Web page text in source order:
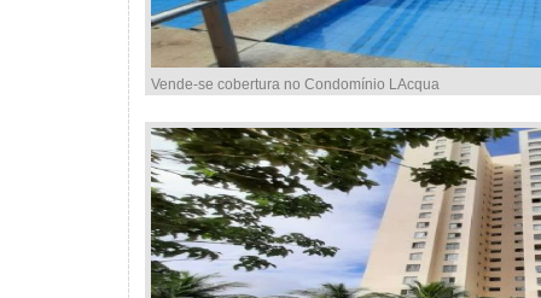
Vende-se cobertura no Condomínio LAcqua